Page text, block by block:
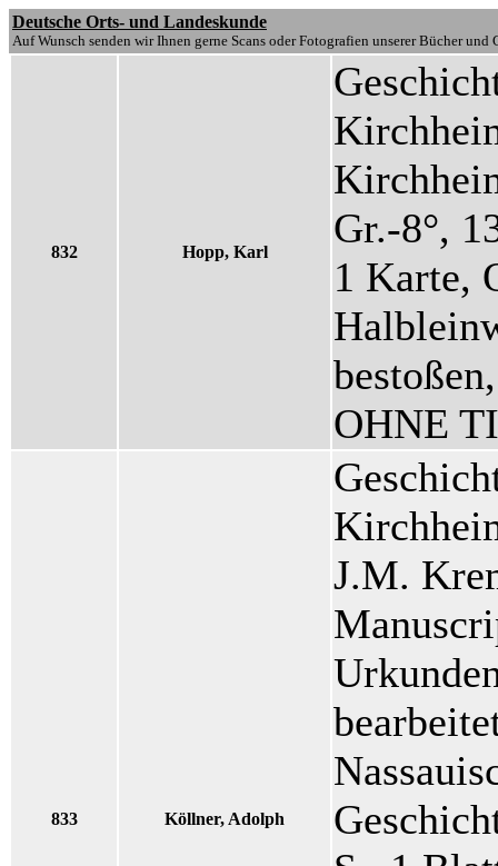
Deutsche Orts- und Landeskunde
Auf Wunsch senden wir Ihnen gerne Scans oder Fotografien unserer Bücher und
832 Hopp, Karl
Gr.-8°,
1 Karte,
OHNE
833 Köllner, Adolph
J.M.